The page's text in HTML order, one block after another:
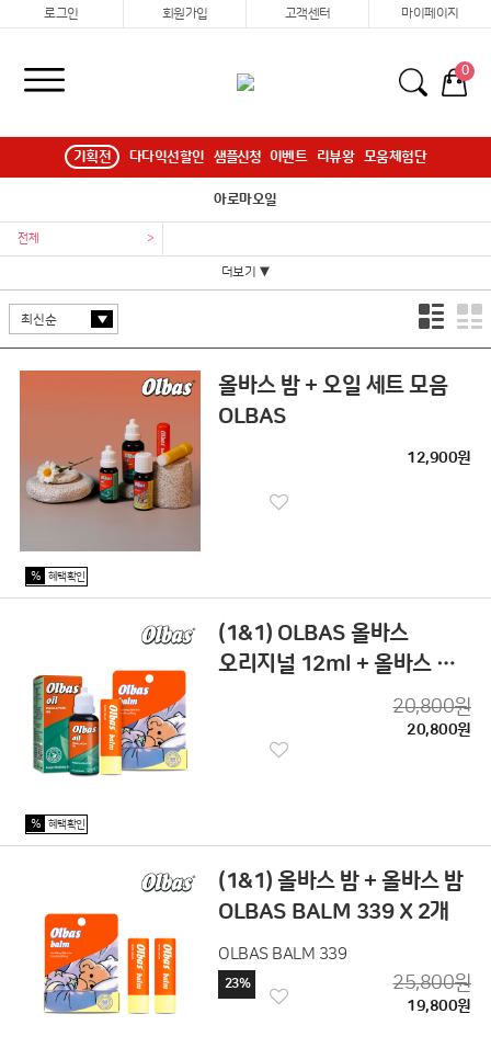
로그인 회원가입 고객센터 마이페이지
0
기획전 다다익선할인 샘플신청 이벤트 리뷰왕 모움체험단
아로마오일
전체 >
더보기 ▼
올바스 밤 + 오일 세트 모음
OLBAS
12,900원
% 혜택확인
(1&1) OLBAS 올바스
오리지널 12ml + 올바스 밤
20,800원
20,800원
% 혜택확인
(1&1) 올바스 밤 + 올바스 밤
OLBAS BALM 339 X 2개
OLBAS BALM 339
23% 25,800원
19,800원